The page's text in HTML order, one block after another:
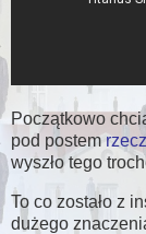
Początkowo
pod postem
wyszło tego
To co zostało z
dużego